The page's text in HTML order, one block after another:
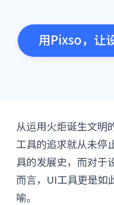
用Pixso，让
从运用火炬诞生文明
工具的追求就从未停
具的发展史，而对于
而言，UI工具更是如
喻。